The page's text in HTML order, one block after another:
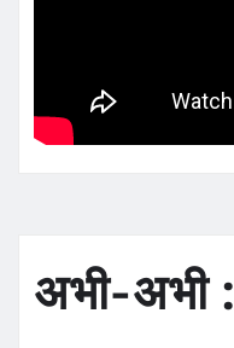
अभी-अभी :